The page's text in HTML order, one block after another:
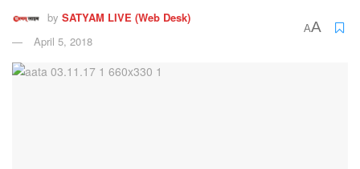
by SATYAM LIVE (Web Desk)
April 5, 2018
AA